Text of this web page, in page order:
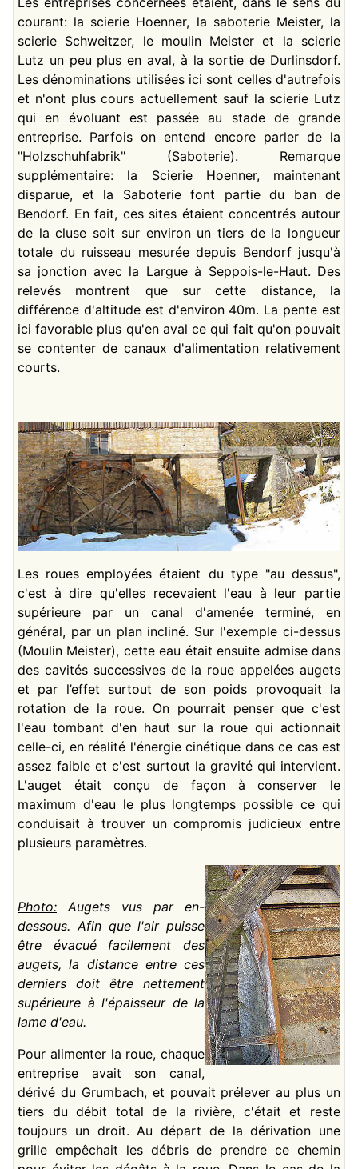
courant: la scierie Hoenner, la saboterie Meister, la
scierie Schweitzer, le moulin Meister et la scierie
Lutz un peu plus en aval, à la sortie de Durlinsdorf.
Les dénominations utilisées ici sont celles d'autrefois
et n'ont plus cours actuellement sauf la scierie Lutz
qui en évoluant est passée au stade de grande
entreprise. Parfois on entend encore parler de la
"Holzschuhfabrik" (Saboterie). Remarque
supplémentaire: la Scierie Hoenner, maintenant
disparue, et la Saboterie font partie du ban de
Bendorf. En fait, ces sites étaient concentrés autour
de la cluse soit sur environ un tiers de la longueur
totale du ruisseau mesurée depuis Bendorf jusqu'à
sa jonction avec la Largue à Seppois-le-Haut. Des
relevés montrent que sur cette distance, la
différence d'altitude est d'environ 40m. La pente est
ici favorable plus qu'en aval ce qui fait qu'on pouvait
se contenter de canaux d'alimentation relativement
courts.
Les roues employées étaient du type "au dessus",
c'est à dire qu'elles recevaient l'eau à leur partie
supérieure par un canal d'amenée terminé, en
général, par un plan incliné. Sur l'exemple ci-dessus
(Moulin Meister), cette eau était ensuite admise dans
des cavités successives de la roue appelées augets
et par l’effet surtout de son poids provoquait la
rotation de la roue. On pourrait penser que c'est
l'eau tombant d'en haut sur la roue qui actionnait
celle-ci, en réalité l'énergie cinétique dans ce cas est
assez faible et c'est surtout la gravité qui intervient.
L'auget était conçu de façon à conserver le
maximum d'eau le plus longtemps possible ce qui
conduisait à trouver un compromis judicieux entre
plusieurs paramètres.
Photo: Augets vus par en-
dessous. Afin que l'air puisse
être évacué facilement des
augets, la distance entre ces
derniers doit être nettement
supérieure à l'épaisseur de la
lame d'eau.
Pour alimenter la roue, chaque
entreprise avait son canal,
dérivé du Grumbach, et pouvait prélever au plus un
tiers du débit total de la rivière, c'était et reste
toujours un droit. Au départ de la dérivation une
grille empêchait les débris de prendre ce chemin